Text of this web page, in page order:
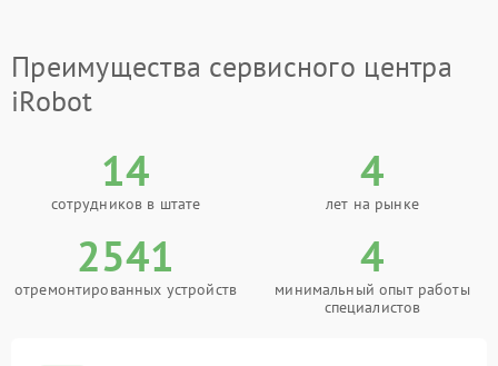
Преимущества сервисного центра
iRobot
14
сотрудников в штате
4
лет на рынке
2541
отремонтированных устройств
4
минимальный опыт работы
специалистов